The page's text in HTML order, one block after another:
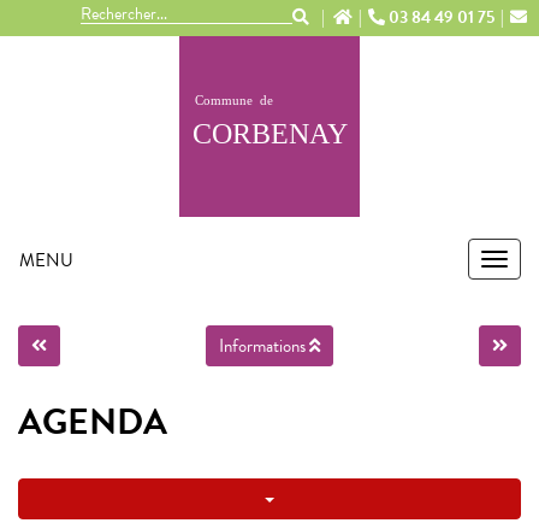
03 84 49 01 75
MENU
Informations
AGENDA
Panneau de gestion des cookies